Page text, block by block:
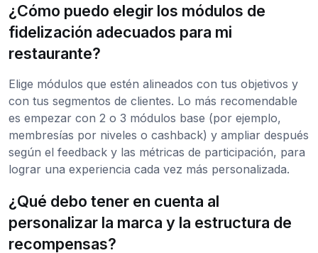
¿Cómo puedo elegir los módulos de
fidelización adecuados para mi
restaurante?
Elige módulos que estén alineados con tus objetivos y
con tus segmentos de clientes. Lo más recomendable
es empezar con 2 o 3 módulos base (por ejemplo,
membresías por niveles o cashback) y ampliar después
según el feedback y las métricas de participación, para
lograr una experiencia cada vez más personalizada.
¿Qué debo tener en cuenta al
personalizar la marca y la estructura de
recompensas?